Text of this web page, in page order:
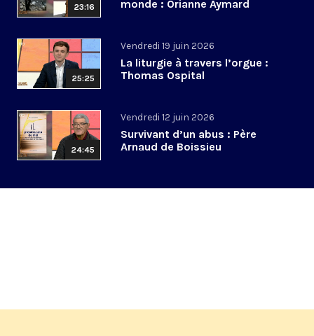
23:16
monde : Orianne Aymard
25:25
Vendredi 19 juin 2026
La liturgie à travers l’orgue :
Thomas Ospital
24:45
Vendredi 12 juin 2026
Survivant d’un abus : Père
Arnaud de Boissieu